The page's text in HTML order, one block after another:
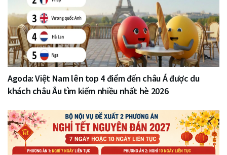
Agoda: Việt Nam lên top 4 điểm đến châu Á được du
khách châu Âu tìm kiếm nhiều nhất hè 2026